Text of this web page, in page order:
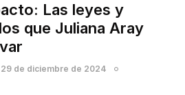
Las leyes y
que Juliana Aray
29 de diciembre de 2024